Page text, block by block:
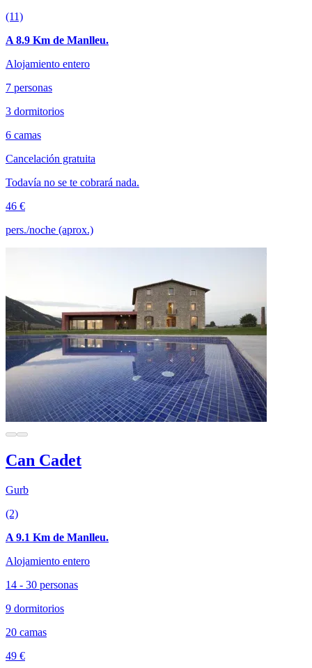
(11)
A 8.9 Km de Manlleu.
Alojamiento entero
7 personas
3 dormitorios
6 camas
Cancelación gratuita
Todavía no se te cobrará nada.
46 €
pers./noche (aprox.)
Can Cadet
Gurb
(2)
A 9.1 Km de Manlleu.
Alojamiento entero
14 - 30 personas
9 dormitorios
20 camas
49 €